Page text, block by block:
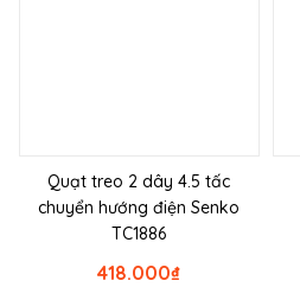
Quạt treo 2 dây 4.5 tấc
chuyển hướng điện Senko
TC1886
₫
418.000